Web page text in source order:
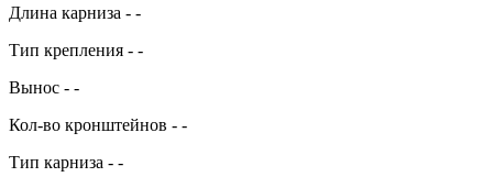
Длина карниза - -
Тип крепления - -
Вынос - -
Кол-во кронштейнов - -
Тип карниза - -